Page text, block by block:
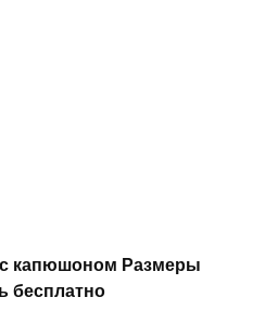
капюшоном Размеры
бесплатно